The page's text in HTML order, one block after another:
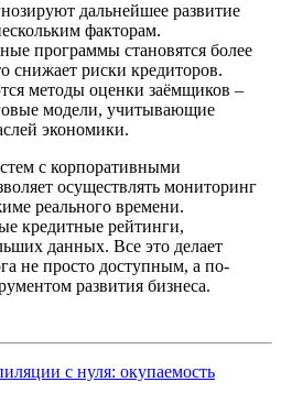
дальнейшее развитие
факторам.
программы становятся более
снижает риски кредиторов.
методы оценки заёмщиков –
модели, учитывающие
экономики.
с корпоративными
осуществлять мониторинг
реального времени.
кредитные рейтинги,
данных. Все это делает
не просто доступным, а по-
развития бизнеса.
с нуля: окупаемость